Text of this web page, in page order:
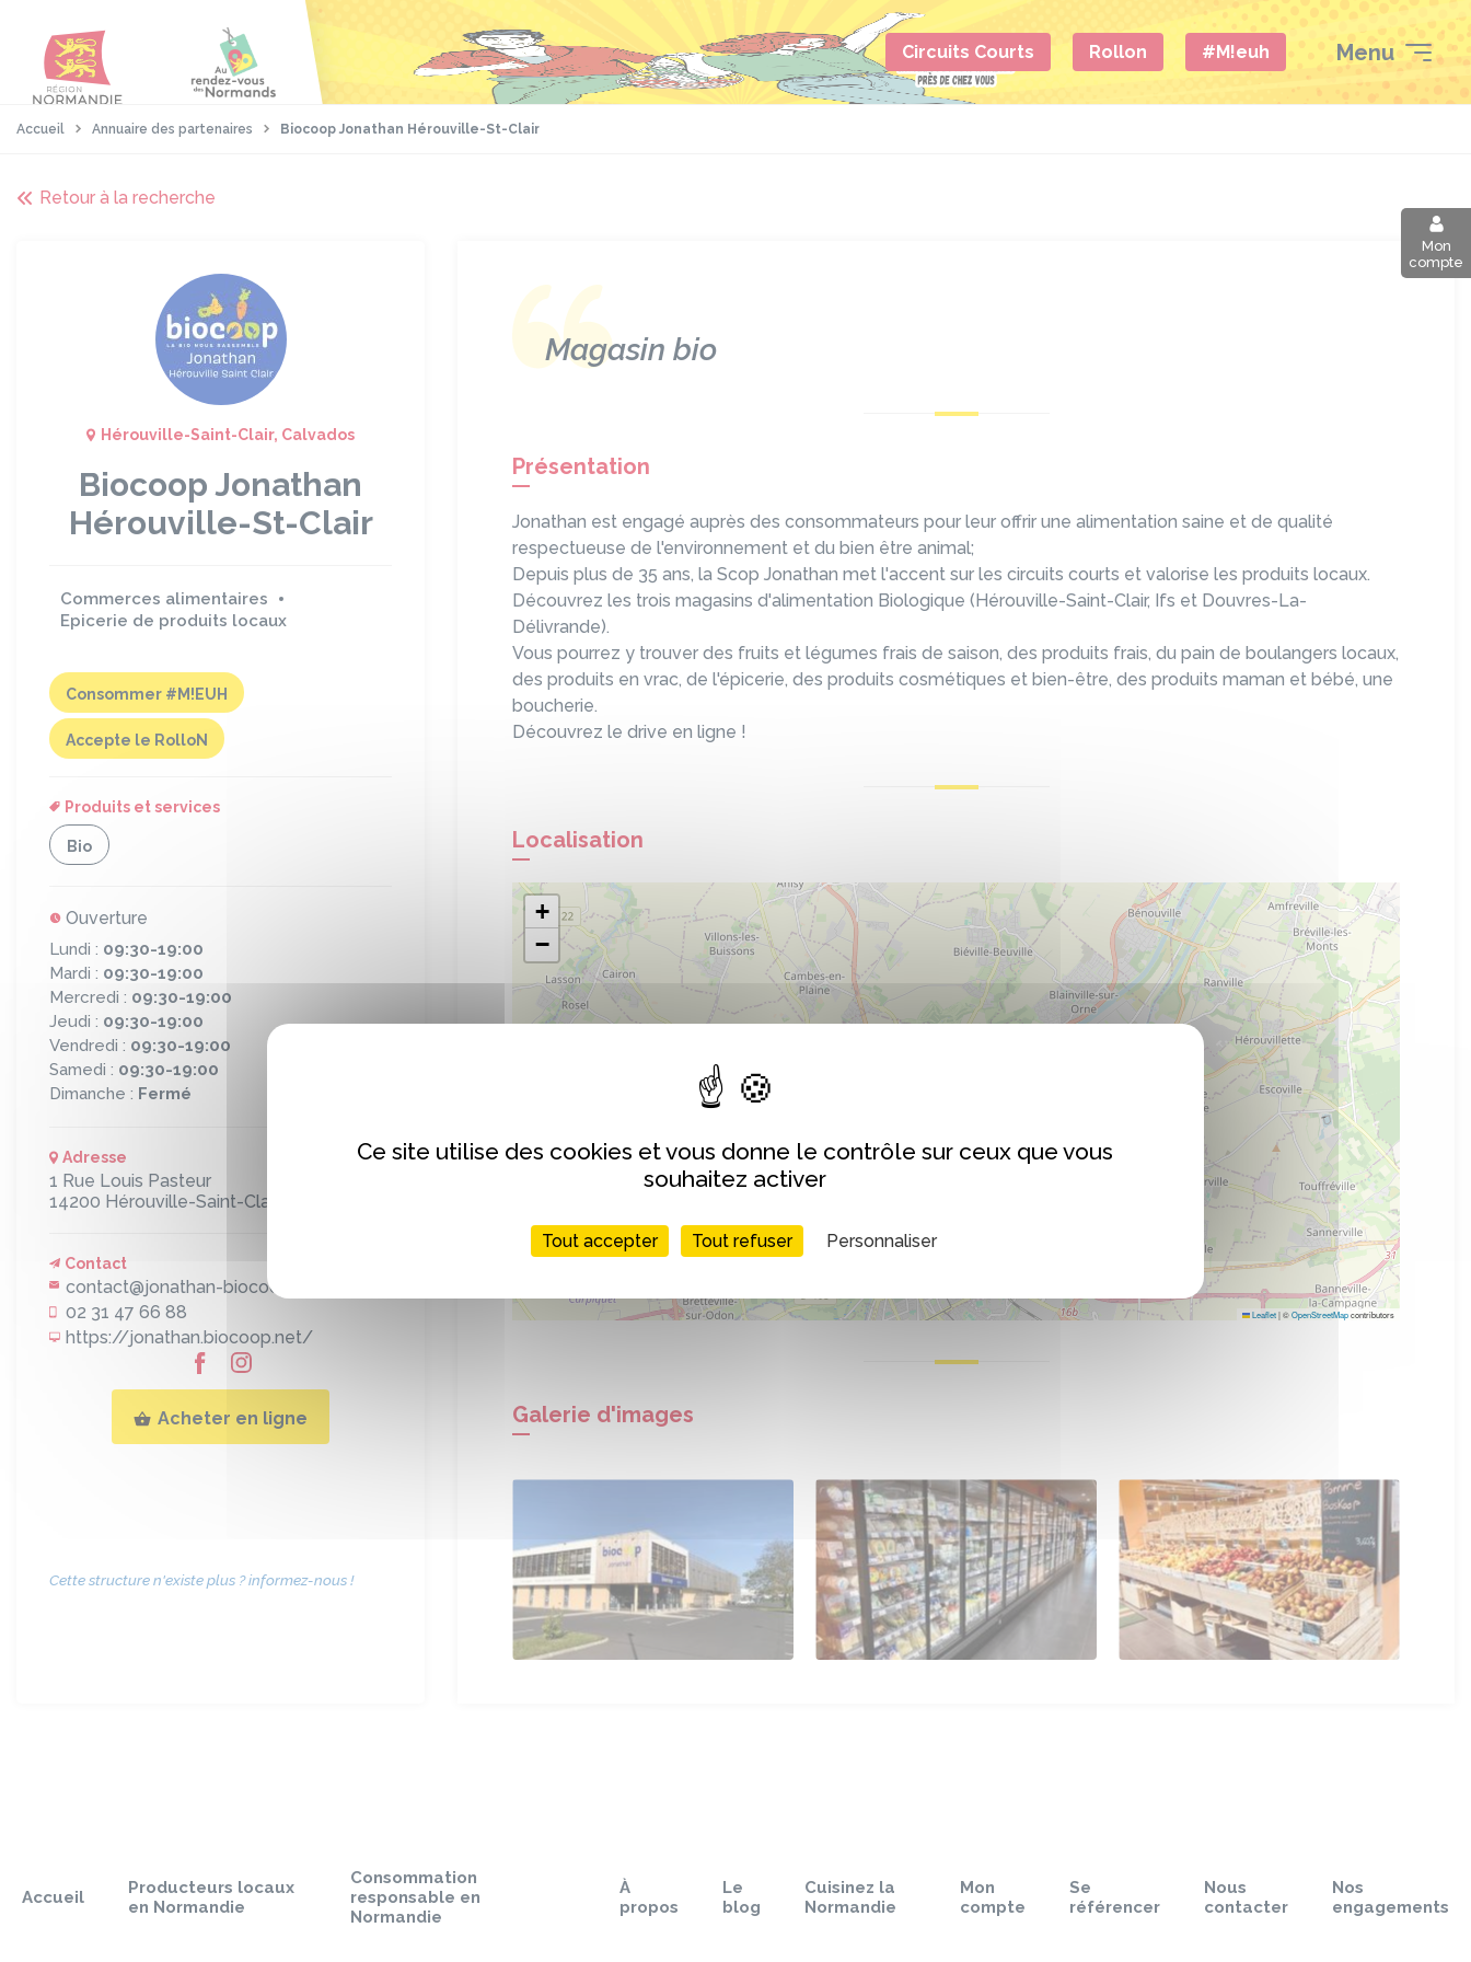
contenu
principal
page
Circuits Courts Rollon #M!euh Menu
Mon
compte
Accueil Annuaire des partenaires Biocoop Jonathan Hérouville-St-Clair
Retour à la recherche
Hérouville-Saint-Clair, Calvados
Biocoop Jonathan
Hérouville-St-Clair
Commerces alimentaires
Epicerie de produits locaux
Consommer #M!EUH
Accepte le RolloN
Produits et services
Bio
Ouverture
Lundi : 09:30-19:00
Mardi : 09:30-19:00
Mercredi : 09:30-19:00
Jeudi : 09:30-19:00
Vendredi : 09:30-19:00
Samedi : 09:30-19:00
Dimanche : Fermé
Adresse
1 Rue Louis Pasteur
14200 Hérouville-Saint-Clair
Contact
contact@jonathan-biocoop.fr
02 31 47 66 88
https://jonathan.biocoop.net/
Acheter en ligne
Cette structure n'existe plus ? informez-nous !
Magasin bio
Présentation
Jonathan est engagé auprès des consommateurs pour leur offrir une alimentation saine et de qualité
respectueuse de l'environnement et du bien être animal;
Depuis plus de 35 ans, la Scop Jonathan met l'accent sur les circuits courts et valorise les produits locaux.
Découvrez les trois magasins d'alimentation Biologique (Hérouville-Saint-Clair, Ifs et Douvres-La-
Délivrande).
Vous pourrez y trouver des fruits et légumes frais de saison, des produits frais, du pain de boulangers locaux,
des produits en vrac, de l'épicerie, des produits cosmétiques et bien-être, des produits maman et bébé, une
boucherie.
Découvrez le drive en ligne !
Localisation
+
−
Leaflet|©OpenStreetMapcontributors
Galerie d'images
page
Accueil
Producteurs locaux
en Normandie
Consommation
responsable en
Normandie
À
propos
Le
blog
Cuisinez la
Normandie
Mon
compte
Se
référencer
Nous
contacter
Nos
engagements
Ce site utilise des cookies et vous donne le contrôle sur ceux que vous
souhaitez activer
Tout accepter Tout refuser Personnaliser